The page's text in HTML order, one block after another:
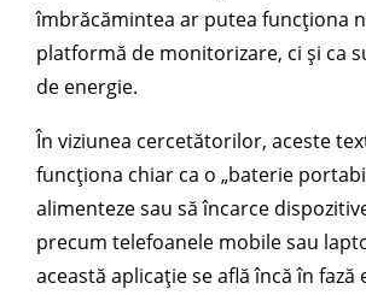
îmbrăcămintea ar putea funcționa
platformă de monitorizare, ci și ca
de energie.
În viziunea cercetătorilor, aceste
funcționa chiar ca o „baterie
alimenteze sau să încarce
precum telefoanele mobile sau
această aplicație se află încă în fază